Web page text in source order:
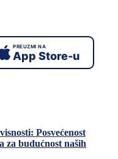
PREUZMI NA
App Store-u
Posvećenost
za budućnost naših